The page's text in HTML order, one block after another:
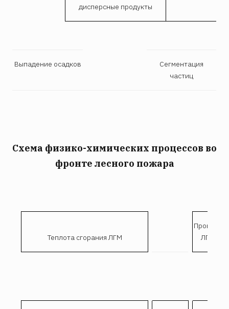
дисперсные продукты
Выпадение осадков
Сегментация
частиц
Схема физико-химических процессов во
фронте лесного пожара
Теплота сгорания ЛГМ
Прогрев
ЛГМ